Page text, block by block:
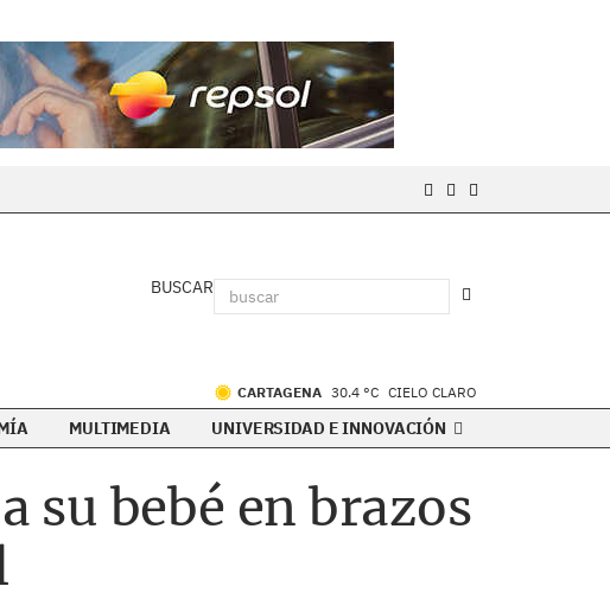
BUSCAR
CARTAGENA 30.4 °C CIELO CLARO
MULTIMEDIA UNIVERSIDAD E INNOVACIÓN
su bebé en brazos